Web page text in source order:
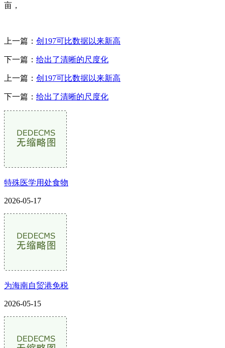
亩，
上一篇： 创197可比数据以来新高
下一篇： 给出了清晰的尺度化
上一篇： 创197可比数据以来新高
下一篇： 给出了清晰的尺度化
特殊医学用处食物
2026-05-17
为海南自贸港免税
2026-05-15